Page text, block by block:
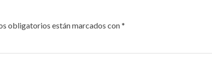
obligatorios están marcados con*